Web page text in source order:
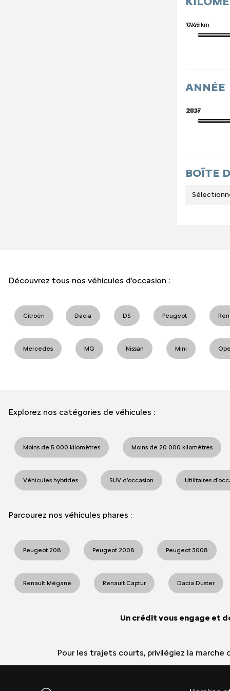
0 km
741 445 km
ANNÉE
2014
2027
BOÎTE
Découvrez tous nos véhicules d'occasion :
Citroën Dacia DS Peugeot
Mercedes MG Nissan Mini
Explorez nos catégories de véhicules :
Moins de 5 000 kilomètres Moins de 20 000 kilomètres
Véhicules hybrides SUV d'occasion Utilitaires
Parcourez nos véhicules phares :
Peugeot 208 Peugeot 2008 Peugeot 3008
Renault Mégane Renault Captur Dacia Duster
Un crédit vous engage et
Pour les trajets courts, privilégiez la marche